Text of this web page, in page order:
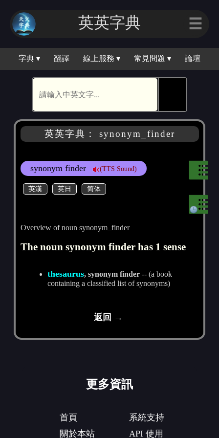
英英字典 ☰
字典 ▾ 翻譯 線上服務 ▾ 常見問題 ▾ 論壇
英英字典： synonym_finder
synonym finder (TTS Sound)
英漢 英日 简体
Overview of noun synonym_finder
The noun synonym finder has 1 sense
thesaurus, synonym finder -- (a book
containing a classified list of synonyms)
返回 →
更多資訊
首頁
關於本站
系統支持
API 使用